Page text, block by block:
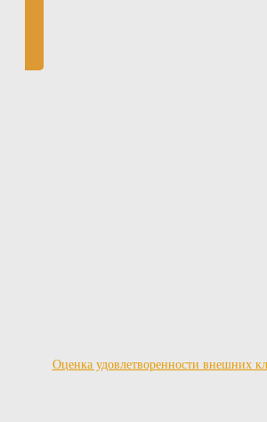
Оценка удовлетворенности внешних